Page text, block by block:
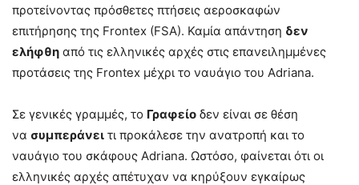
προτείνοντας πρόσθετες πτήσεις αεροσκαφών
επιτήρησης της Frontex (FSA). Καμία απάντηση δεν
ελήφθη από τις ελληνικές αρχές στις επανειλημμένες
προτάσεις της Frontex μέχρι το ναυάγιο του Adriana.
Σε γενικές γραμμές, το Γραφείο δεν είναι σε θέση
να συμπεράνει τι προκάλεσε την ανατροπή και το
ναυάγιο του σκάφους Adriana. Ωστόσο, φαίνεται ότι οι
ελληνικές αρχές απέτυχαν να κηρύξουν εγκαίρως